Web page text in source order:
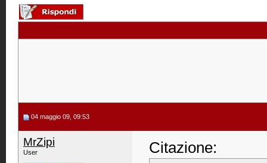
04 maggio 09, 09:53
MrZipi
User Citazione: